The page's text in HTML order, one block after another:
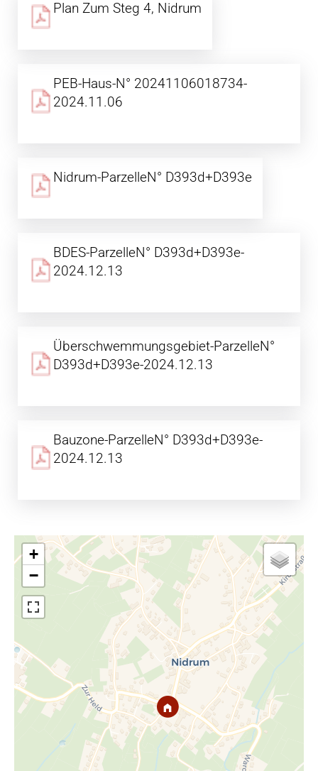
Plan Zum Steg 4, Nidrum
PEB-Haus-N° 20241106018734-
2024.11.06
Nidrum-ParzelleN° D393d+D393e
BDES-ParzelleN° D393d+D393e-
2024.12.13
Überschwemmungsgebiet-ParzelleN°
D393d+D393e-2024.12.13
Bauzone-ParzelleN° D393d+D393e-
2024.12.13
+
−